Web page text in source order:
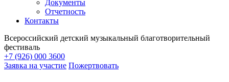
Документы
Отчетность
Контакты
Всероссийский детский музыкальный благотворительный
фестиваль
+7 (926) 000 3600
Заявка на участие Пожертвовать